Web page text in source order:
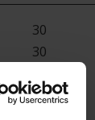
30
30
Guldfynd
Bomull